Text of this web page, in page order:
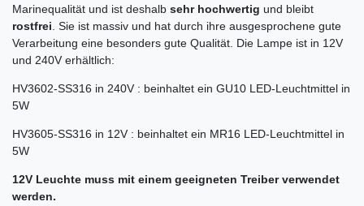
Marinequalität und ist deshalb sehr hochwertig und bleibt
rostfrei. Sie ist massiv und hat durch ihre ausgesprochene gute
Verarbeitung eine besonders gute Qualität. Die Lampe ist in 12V
und 240V erhältlich:
HV3602-SS316 in 240V : beinhaltet ein GU10 LED-Leuchtmittel in
5W
HV3605-SS316 in 12V : beinhaltet ein MR16 LED-Leuchtmittel in
5W
12V Leuchte muss mit einem geeigneten Treiber verwendet
werden.